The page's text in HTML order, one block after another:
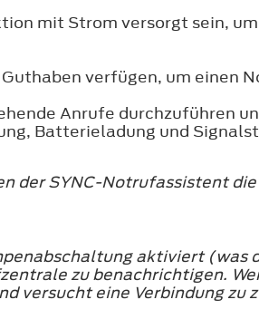
mit Strom versorgt sein,
verfügen, um einen
Anrufe durchzuführen
Batterieladung und
der SYNC-Notrufassistent
aktiviert (was
zu benachrichtigen.
versucht eine Verbindung zu